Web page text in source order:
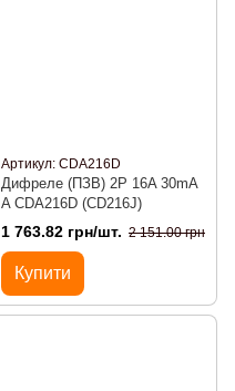
Артикул: CDA216D
Дифреле (ПЗВ) 2P 16A 30mA
A CDA216D (CD216J)
1 763.82 грн/шт. 2 151.00 грн
Купити